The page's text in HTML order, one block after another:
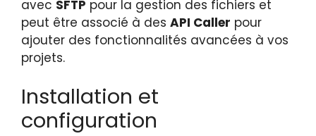
avec SFTP pour la gestion des fichiers et
peut être associé à des API Caller pour
ajouter des fonctionnalités avancées à vos
projets.
Installation et
configuration